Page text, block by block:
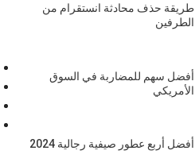
طريقة حذف محادثة انستقرام من
الطرفين
أفضل سهم للمضاربة في السوق
الأمريكي
أفضل أربع عطور صيفية رجالية 2024